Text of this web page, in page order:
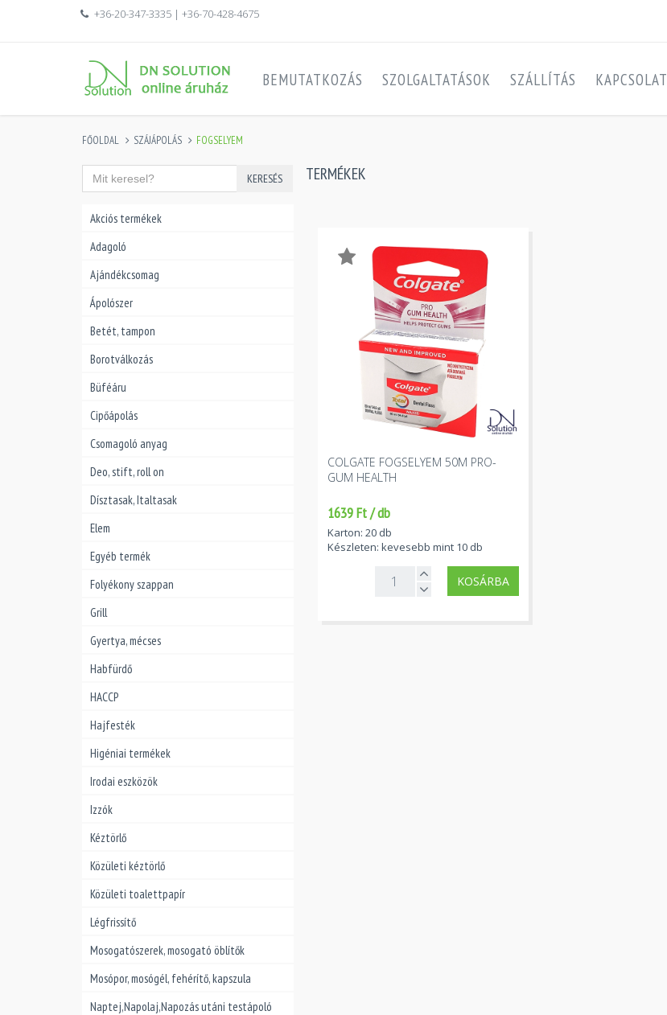
+36-20-347-3335 | +36-70-428-4675
BEMUTATKOZÁS SZOLGALTATÁSOK SZÁLLÍTÁS KAPCSOLAT
FŐOLDAL SZÁJÁPOLÁS FOGSELYEM
KERESÉS
Akciós termékek
Adagoló
Ajándékcsomag
Ápolószer
Betét, tampon
Borotválkozás
Büféáru
Cipőápolás
Csomagoló anyag
Deo, stift, roll on
Dísztasak, Italtasak
Elem
Egyéb termék
Folyékony szappan
Grill
Gyertya, mécses
Habfürdő
HACCP
Hajfesték
Higéniai termékek
Irodai eszközök
Izzók
Kéztörlő
Közületi kéztörlő
Közületi toalettpapír
Légfrissítő
Mosogatószerek, mosogató öblítők
Mosópor, mosógél, fehérítő, kapszula
Naptej,Napolaj,Napozás utáni testápoló
TERMÉKEK
COLGATE FOGSELYEM 50M PRO-
GUM HEALTH
1639 Ft / db
Karton: 20 db
Készleten: kevesebb mint 10 db
KOSÁRBA